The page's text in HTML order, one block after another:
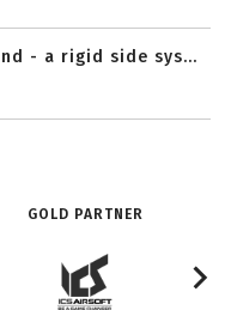
- a rigid side sys...
GOLD PARTNER